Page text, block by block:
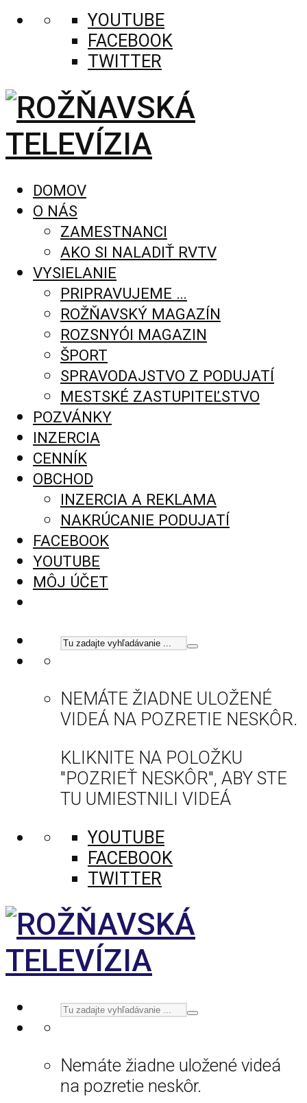
YOUTUBE
FACEBOOK
TWITTER
DOMOV
O NÁS
ZAMESTNANCI
AKO SI NALADIŤ RVTV
VYSIELANIE
PRIPRAVUJEME …
ROŽŇAVSKÝ MAGAZÍN
ROZSNYÓI MAGAZIN
ŠPORT
SPRAVODAJSTVO Z PODUJATÍ
MESTSKÉ ZASTUPITEĽSTVO
POZVÁNKY
INZERCIA
CENNÍK
OBCHOD
INZERCIA A REKLAMA
NAKRÚCANIE PODUJATÍ
FACEBOOK
YOUTUBE
MÔJ ÚČET
NEMÁTE ŽIADNE ULOŽENÉ
VIDEÁ NA POZRETIE NESKÔR.
KLIKNITE NA POLOŽKU
"POZRIEŤ NESKÔR", ABY STE
TU UMIESTNILI VIDEÁ
YOUTUBE
FACEBOOK
TWITTER
Nemáte žiadne uložené videá
na pozretie neskôr.